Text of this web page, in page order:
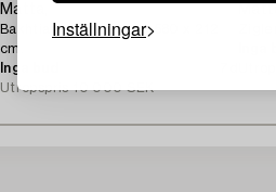
Inställningar
Matta,
Bakhtiari, signerad, ca 580 x 212
cm.
Inga bud
Utropspris 10 000 SEK